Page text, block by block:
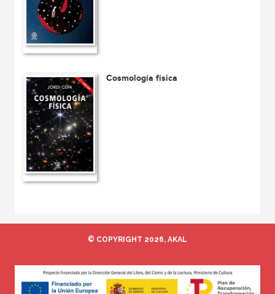
Cosmología física
© COPYRIGHT 2026, AKAL